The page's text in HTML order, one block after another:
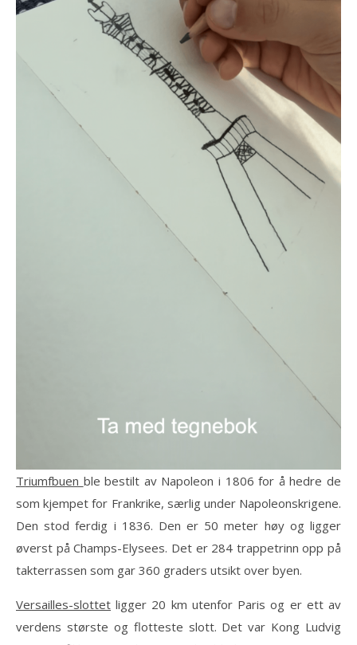
Triumfbuen ble bestilt av Napoleon i 1806 for å hedre de
som kjempet for Frankrike, særlig under Napoleonskrigene.
Den stod ferdig i 1836. Den er 50 meter høy og ligger
øverst på Champs-Elysees. Det er 284 trappetrinn opp på
takterrassen som gar 360 graders utsikt over byen.
Versailles-slottet ligger 20 km utenfor Paris og er ett av
verdens største og flotteste slott. Det var Kong Ludvig